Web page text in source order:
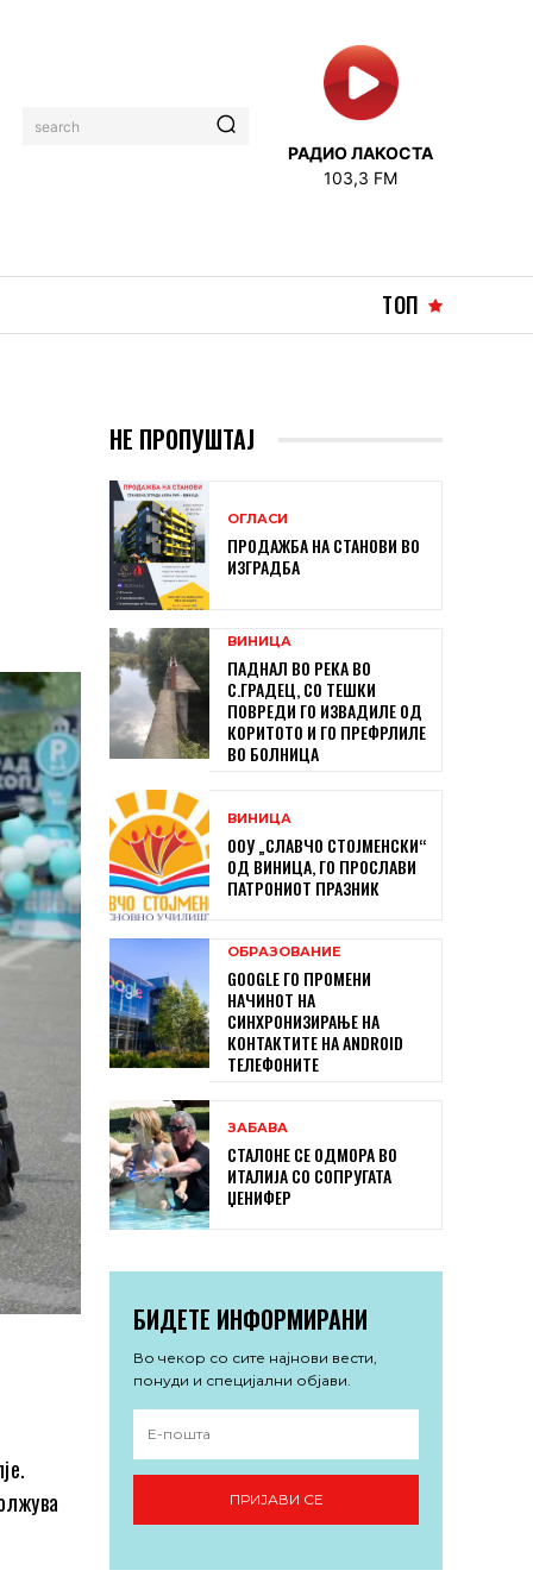
search
РАДИО ЛАКОСТА
103,3 FM
ТОП
НЕ ПРОПУШТАЈ
ОГЛАСИ
ПРОДАЖБА НА СТАНОВИ ВО
ИЗГРАДБА
ВИНИЦА
ПАДНАЛ ВО РЕКА ВО
С.ГРАДЕЦ, СО ТЕШКИ
ПОВРЕДИ ГО ИЗВАДИЛЕ ОД
КОРИТОТО И ГО ПРЕФРЛИЛЕ
ВО БОЛНИЦА
ВИНИЦА
ООУ „СЛАВЧО СТОЈМЕНСКИ“
ОД ВИНИЦА, ГО ПРОСЛАВИ
ПАТРОНИОТ ПРАЗНИК
ОБРАЗОВАНИЕ
GOOGLE ГО ПРОМЕНИ
НАЧИНОТ НА
СИНХРОНИЗИРАЊЕ НА
КОНТАКТИТЕ НА ANDROID
ТЕЛЕФОНИТЕ
ЗАБАВА
СТАЛОНЕ СЕ ОДМОРА ВО
ИТАЛИЈА СО СОПРУГАТА
ЏЕНИФЕР
БИДЕТЕ ИНФОРМИРАНИ
Во чекор со сите најнови вести,
понуди и специјални објави.
ПРИЈАВИ СЕ